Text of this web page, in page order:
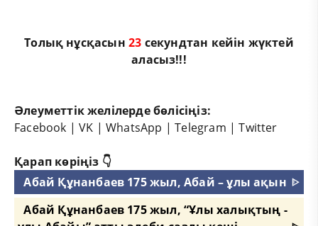
Толық нұсқасын22 секундтан кейін жүктей
аласыз!!!
Әлеуметтік желілерде бөлісіңіз:
Facebook |VK |WhatsApp |Telegram |Twitter
Қарап көріңіз 👇
Абай Құнанбаев 175 жыл, Абай – ұлы ақын ᐈ
Абай Құнанбаев 175 жыл, “Ұлы халықтың -